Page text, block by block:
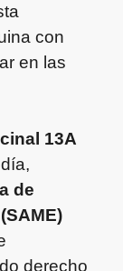
con
en las
13A
de
derecho